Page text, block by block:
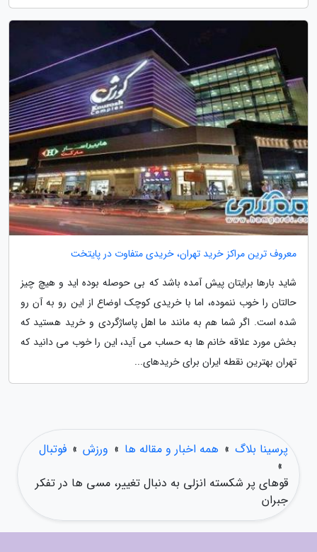
معروف ترین مراکز خرید تهران، خریدی متفاوت در پایتخت
شاید بارها برایتان پیش آمده باشد که بی حوصله بوده اید و هیچ چیز
حالتان را خوب ننموده، اما با خریدی کوچک اوضاع از این رو به آن رو
شده است. اگر شما هم به مانند ما اهل پاساژگردی و خرید هستید که
بخش مورد علاقه خانم ها به حساب می آید، این را خوب می دانید که
تهران بهترین نقطه ایران برای خریدهای...
پرسینا بلاگ » همه اخبار و مقاله ها » ورزش » فوتبال
»
قوهای پر شکسته انزلی به دنبال تغییر، مسی ها در تفکر
جبران